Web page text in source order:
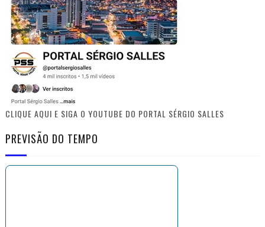
CLIQUE AQUI E SIGA O YOUTUBE DO PORTAL SÉRGIO SALLES
PREVISÃO DO TEMPO